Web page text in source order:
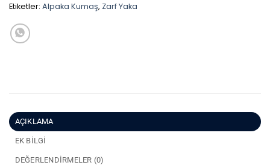
Etiketler: Alpaka Kumaş, Zarf Yaka
AÇIKLAMA
EK BILGI
DEĞERLENDIRMELER (0)